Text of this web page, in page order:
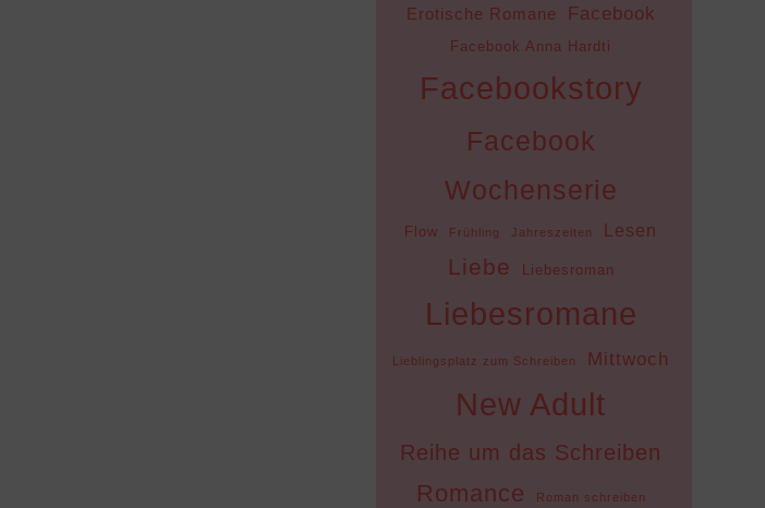
Erotische Romane Facebook
Facebook Anna Hardti
Facebookstory
Facebook
Wochenserie
Flow Frühling Jahreszeiten Lesen
Liebe Liebesroman
Liebesromane
Lieblingsplatz zum Schreiben Mittwoch
New Adult
Reihe um das Schreiben
Romance Roman schreiben